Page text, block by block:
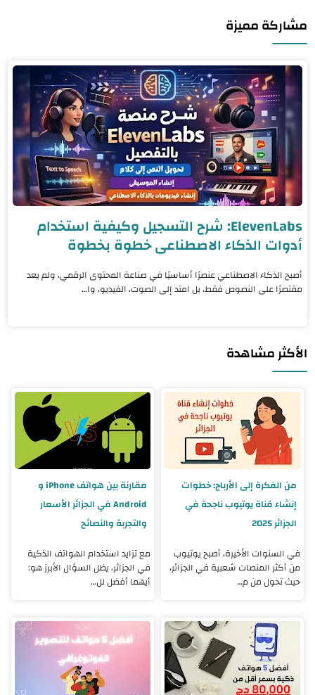
مشاركة مميزة
ElevenLabs: شرح التسجيل وكيفية استخدام
أدوات الذكاء الاصطناعي خطوة بخطوة
أصبح الذكاء الاصطناعي عنصرًا أساسيًا في صناعة المحتوى الرقمي، ولم يعد
مقتصرًا على النصوص فقط، بل امتد إلى الصوت، الفيديو، وا…
الأكثر مشاهدة
من الفكرة إلى الأرباح: خطوات
إنشاء قناة يوتيوب ناجحة في
الجزائر 2025
في السنوات الأخيرة، أصبح يوتيوب
من أكثر المنصات شعبية في الجزائر،
حيث تحول من م…
مقارنة بين هواتف iPhone و
Android في الجزائر الأسعار
والتجربة والنصائح
مع تزايد استخدام الهواتف الذكية
في الجزائر، يظل السؤال الأبرز هو:
أيهما أفضل لل…